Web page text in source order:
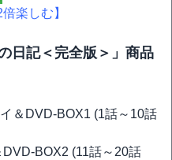
楽しむ】
日記＜完全版＞」商品
DVD-BOX1 (1話～10話
BOX2 (11話～20話